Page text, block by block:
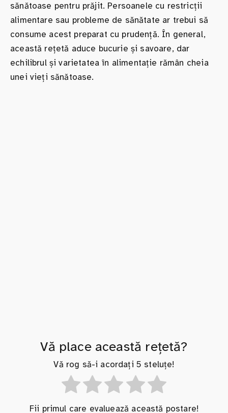
sănătoase pentru prăjit. Persoanele cu restricții
alimentare sau probleme de sănătate ar trebui să
consume acest preparat cu prudență. În general,
această rețetă aduce bucurie și savoare, dar
echilibrul și varietatea în alimentație rămân cheia
unei vieți sănătoase.
Vă place această rețetă?
Vă rog să-i acordați 5 steluțe!
Fii primul care evaluează această postare!